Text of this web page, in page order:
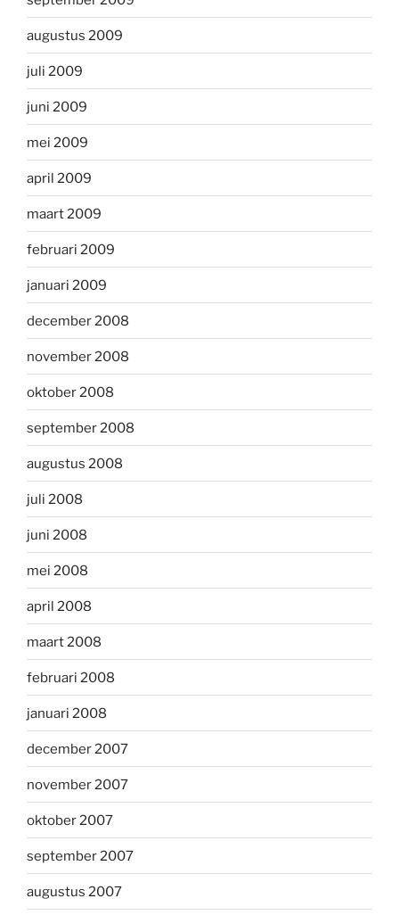
augustus 2009
juli 2009
juni 2009
mei 2009
april 2009
maart 2009
februari 2009
januari 2009
december 2008
november 2008
oktober 2008
september 2008
augustus 2008
juli 2008
juni 2008
mei 2008
april 2008
maart 2008
februari 2008
januari 2008
december 2007
november 2007
oktober 2007
september 2007
augustus 2007